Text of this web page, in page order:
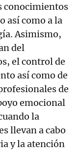
conocimientos
así como a la
Asimismo,
del
el control de
así como de
de
emocional
la
llevan a cabo
y la atención